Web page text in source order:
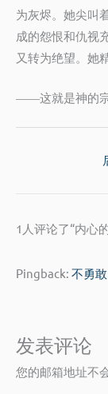
为灰烬。她尖叫
成的怨恨和仇视
又转为绝望。她
——这就是神的
1人评论了“内心
Pingback: 不勇敢
发表评论
您的邮箱地址不